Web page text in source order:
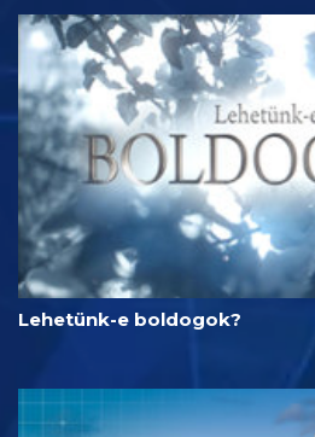
Lehetünk-e boldogok?